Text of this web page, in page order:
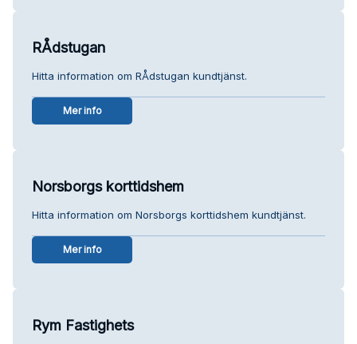
RÅdstugan
Hitta information om RÅdstugan kundtjänst.
Mer info
Norsborgs korttidshem
Hitta information om Norsborgs korttidshem kundtjänst.
Mer info
Rym Fastighets